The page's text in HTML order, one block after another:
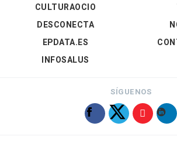
CULTURAOCIO
DESCONECTA
EPDATA.ES
INFOSALUS
SÍGUENOS